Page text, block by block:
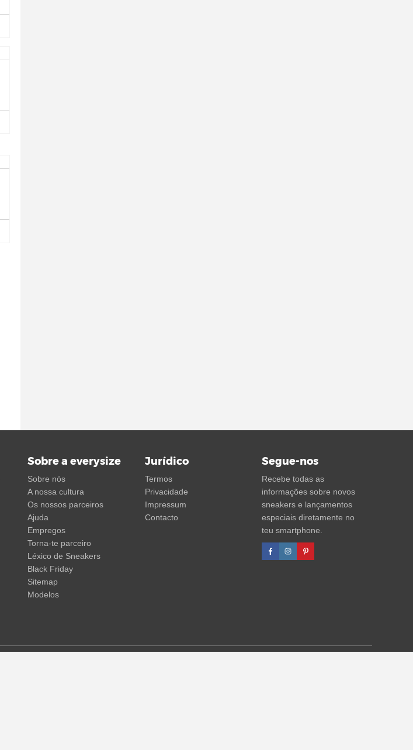
Sobre a everysize
Sobre nós
A nossa cultura
Os nossos parceiros
Ajuda
Empregos
Torna-te parceiro
Léxico de Sneakers
Black Friday
Sitemap
Modelos
Jurídico
Termos
Privacidade
Impressum
Contacto
Segue-nos
Recebe todas as
informações sobre novos
sneakers e lançamentos
especiais diretamente no
teu smartphone.